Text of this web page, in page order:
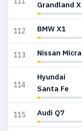
Grandland X
112 BMW X1
113 Nissan Micra
114
Hyundai
Santa Fe
115 Audi Q7